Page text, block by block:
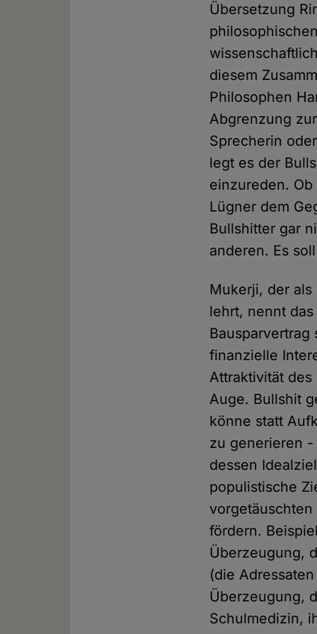
Übersetzung
diesem
Philosophen
Abgrenzung
Sprecherin
legt es der
einzureden.
Lügner dem
Bullshitter gar
anderen. Es
Mukerji, der
lehrt, nennt
finanzielle
Attraktivität
Auge. Bullshit
könne statt
zu generieren -
dessen
populistische
fördern.
Überzeugung,
(die
Überzeugung,
Schulmedizin,